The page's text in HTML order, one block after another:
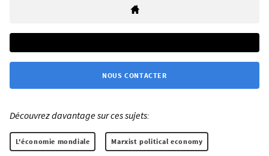
NOUS CONTACTER
Découvrez davantage sur ces sujets:
L'économie mondiale Marxist political economy